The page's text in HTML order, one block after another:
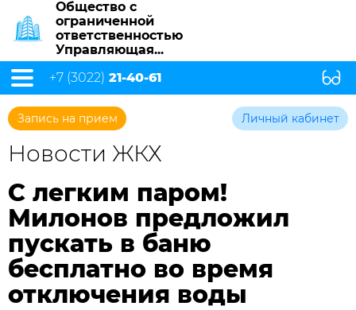
Общество с
ограниченной
ответственностью
Управляющая...
+7 (3022) 21-40-61
Запись на прием Личный кабинет
Новости ЖКХ
С легким паром!
Милонов предложил
пускать в баню
бесплатно во время
отключения воды